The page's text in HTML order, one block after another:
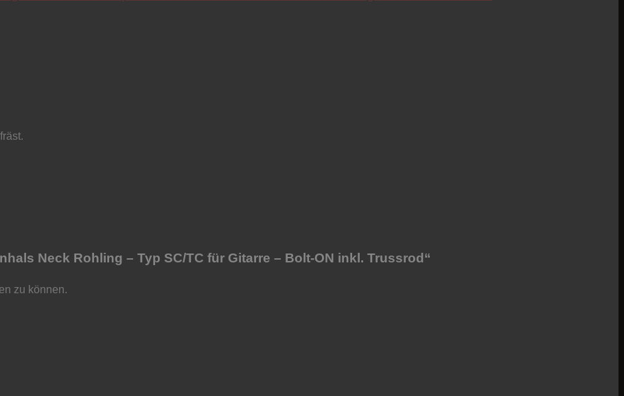
Neck Rohling – Typ SC/TC für Gitarre – Bolt-ON inkl. Trussrod“
zu können.